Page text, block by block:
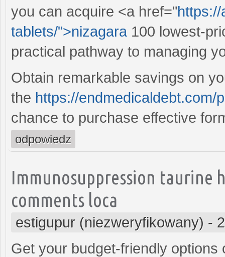
you can acquire <a href="
tablets/">nizagara 100 lowest-
practical pathway to managing
Obtain remarkable savings on
the https://endmedicaldebt.com/
chance to purchase effective
odpowiedz
Immunosuppression taurine
comments loca
estigupur (niezweryfikowany) -
Get your budget-friendly